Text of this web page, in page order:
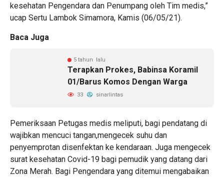
kesehatan Pengendara dan Penumpang oleh Tim medis,”
ucap Sertu Lambok Simamora, Kamis (06/05/21).
Baca Juga
5 tahun lalu
Terapkan Prokes, Babinsa Koramil
01/Barus Komos Dengan Warga
33 sinarlintas
Pemeriksaan Petugas medis meliputi, bagi pendatang di
wajibkan mencuci tangan,mengecek suhu dan
penyemprotan disenfektan ke kendaraan. Juga mengecek
surat kesehatan Covid-19 bagi pemudik yang datang dari
Zona Merah. Bagi Pengendara yang ditemui mengabaikan